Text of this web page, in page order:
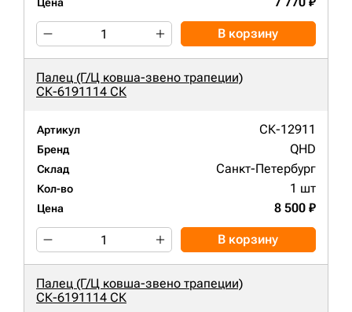
В корзину
Палец (Г/Ц ковша-звено трапеции)
СК-6191114 СК
Артикул СК-12911
Бренд QHD
Склад Санкт-Петербург
Кол-во 1 шт
Цена 8 500 ₽
В корзину
Палец (Г/Ц ковша-звено трапеции)
СК-6191114 СК